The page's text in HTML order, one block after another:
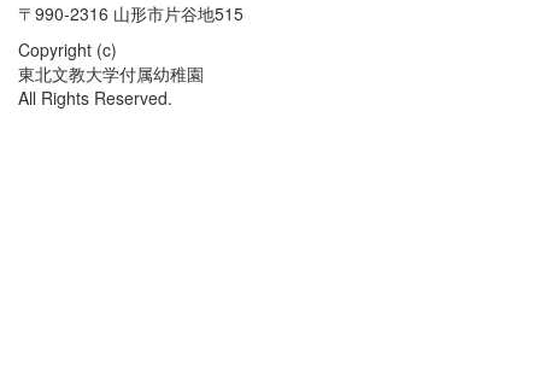
〒990-2316 山形市片谷地515
Copyright (c)
東北文教大学付属幼稚園
All Rights Reserved.